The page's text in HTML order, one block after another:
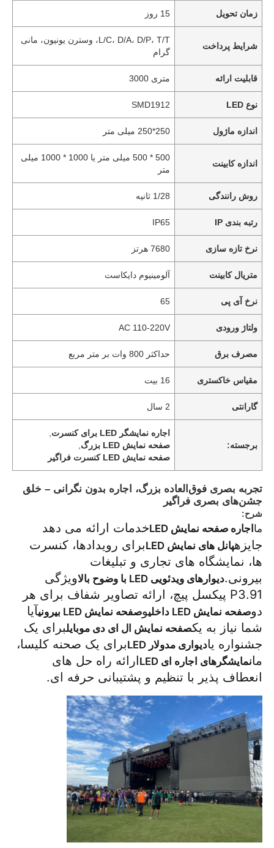
خانه
محصولات
ویدیو
نمایش VR
درباره ما
بازدید از کارخانه
زمان تحویل 15 روز
شرایط پرداخت
L/C، D/A، D/P، T/T، وسترن یونیون، مانی
گرام
قابلیت ارائه متری 3000
نوع LED SMD1912
اندازه ماژول 250*250 میلی متر
اندازه کابینت
500 * 500 میلی متر یا 1000 * 1000 میلی
متر
روش رانندگی 1/28 ثانیه
رتبه بندی IP IP65
نرخ تازه سازی 7680 هرتز
متریال کابینت آلومینیوم دایکاست
نرخ آی پی 65
ولتاژ ورودی AC 110-220V
مصرف برق حداکثر 800 وات بر متر مربع
مقیاس خاکستری 16 بیت
گارانتی 2 سال
برجسته:
اجاره نمایشگر LED برای کنسرت
صفحه نمایش LED بزرگ
صفحه نمایش LED کنسرت فراگیر
تجربه بصری فوق‌العاده بزرگ، اجاره بدون نگرانی – خلق
جشن‌های بصری فراگیر
شرح:
مااجاره صفحه نمایش LED
خدمات ارائه می دهد
جایزهپانل های نمایش LED
برای رویدادها، کنسرت
ها، نمایشگاه های تجاری و تبلیغات
بیرونی.دیوارهای ویدئویی LED با وضوح بالا
ویژگی
P3.91 پیکسل پیچ، ارائه تصاویر شفاف برای هر
دوصفحه نمایش LED داخلی وصفحه نمایش LED بیرونی
آیا
شما نیاز به یکصفحه نمایش ال ای دی موبایلبرای یک
جشنواره یادیواری مدولار LED
برای یک صحنه کلیسا،
مانمایشگرهای اجاره ای LED
ارائه راه حل های
انعطاف پذیر با تنظیم و پشتیبانی حرفه ای.